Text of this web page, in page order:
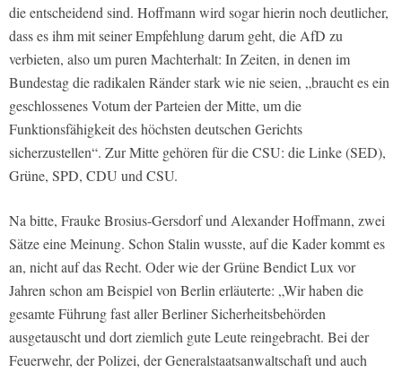
die entscheidend sind. Hoffmann wird sogar hierin noch deutlicher,
dass es ihm mit seiner Empfehlung darum geht, die AfD zu
verbieten, also um puren Machterhalt: In Zeiten, in denen im
Bundestag die radikalen Ränder stark wie nie seien, „braucht es ein
geschlossenes Votum der Parteien der Mitte, um die
Funktionsfähigkeit des höchsten deutschen Gerichts
sicherzustellen“. Zur Mitte gehören für die CSU: die Linke (SED),
Grüne, SPD, CDU und CSU.
Na bitte, Frauke Brosius-Gersdorf und Alexander Hoffmann, zwei
Sätze eine Meinung. Schon Stalin wusste, auf die Kader kommt es
an, nicht auf das Recht. Oder wie der Grüne Bendict Lux vor
Jahren schon am Beispiel von Berlin erläuterte: „Wir haben die
gesamte Führung fast aller Berliner Sicherheitsbehörden
ausgetauscht und dort ziemlich gute Leute reingebracht. Bei der
Feuerwehr, der Polizei, der Generalstaatsanwaltschaft und auch